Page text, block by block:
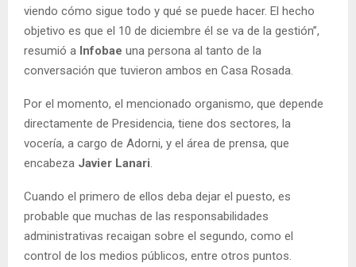
viendo cómo sigue todo y qué se puede hacer. El hecho
objetivo es que el 10 de diciembre él se va de la gestión”,
resumió a Infobae una persona al tanto de la
conversación que tuvieron ambos en Casa Rosada.
Por el momento, el mencionado organismo, que depende
directamente de Presidencia, tiene dos sectores, la
vocería, a cargo de Adorni, y el área de prensa, que
encabeza Javier Lanari.
Cuando el primero de ellos deba dejar el puesto, es
probable que muchas de las responsabilidades
administrativas recaigan sobre el segundo, como el
control de los medios públicos, entre otros puntos.